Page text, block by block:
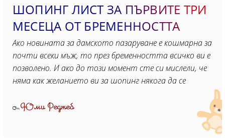
ШОПИНГ ЛИСТ ЗА ПЪРВИТЕ ТРИ
МЕСЕЦА ОТ БРЕМЕННОСТТА
Ако новината за дамското пазаруване е кошмарна за
почти всеки мъж, то през бременността всичко ви е
позволено. И ако до този момент сте си мислели, че
няма как желанието ви за шопинг някога да се
ОтЮми Реджеб